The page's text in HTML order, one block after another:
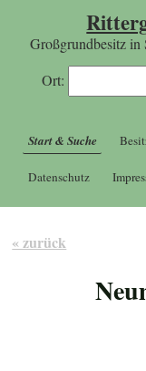
Großgrundbesitz in
Ort:
Start & Suche
Datenschutz
« zurück